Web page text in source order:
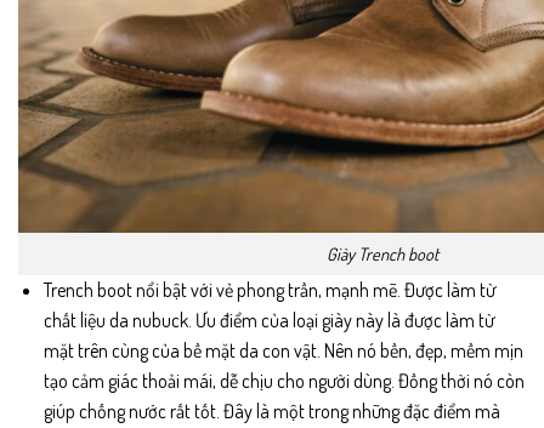
Giày Trench boot
Trench boot nổi bật với vẻ phong trần, mạnh mẽ. Được làm từ
chất liệu da nubuck. Ưu điểm của loại giày này là được làm từ
mặt trên cùng của bề mặt da con vật. Nên nó bền, đẹp, mềm mịn
tạo cảm giác thoải mái, dễ chịu cho người dùng. Đồng thời nó còn
giúp chống nước rất tốt. Đây là một trong những đặc điểm mà